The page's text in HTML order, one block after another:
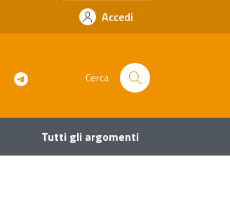
Accedi
Whatsapp Cerca
Tutti gli argomenti